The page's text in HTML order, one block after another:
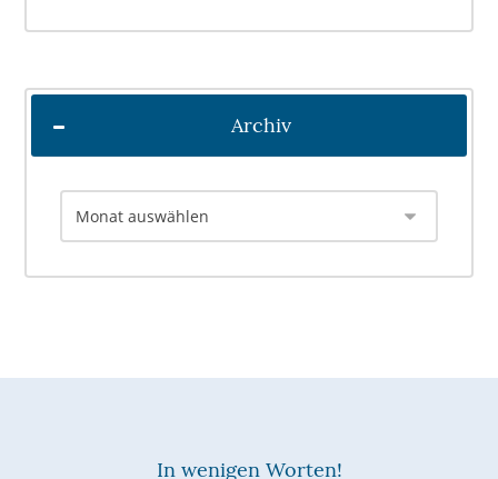
Archiv
In wenigen Worten!